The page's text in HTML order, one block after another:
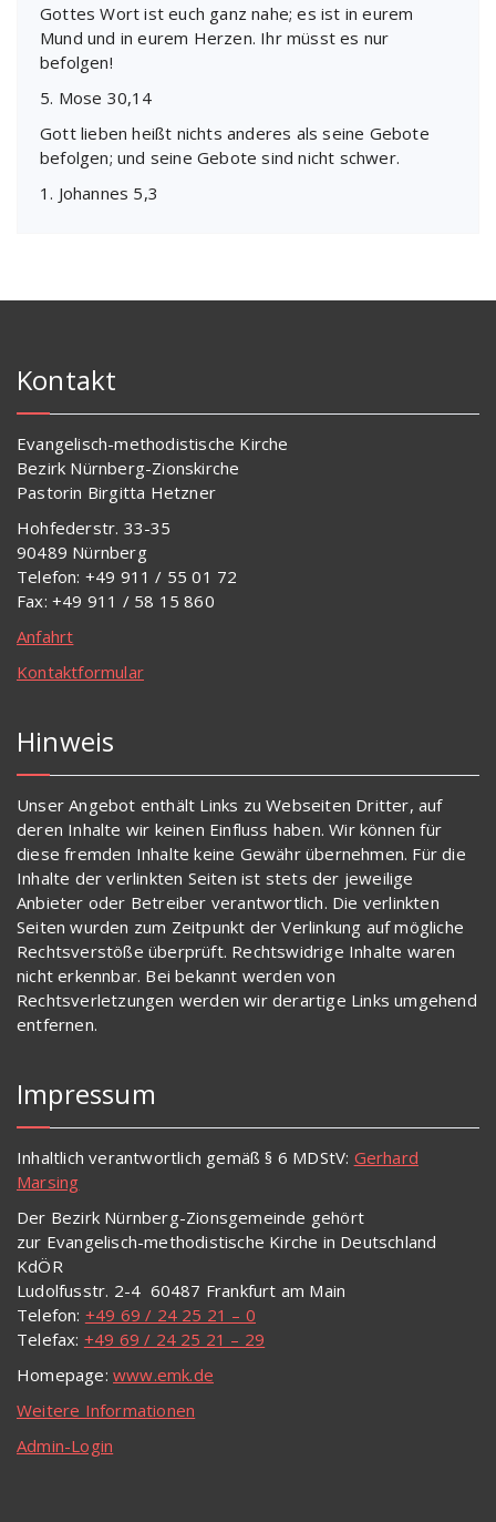
Gottes Wort ist euch ganz nahe; es ist in eurem
Mund und in eurem Herzen. Ihr müsst es nur
befolgen!
5. Mose 30,14
Gott lieben heißt nichts anderes als seine Gebote
befolgen; und seine Gebote sind nicht schwer.
1. Johannes 5,3
Kontakt
Evangelisch-methodistische Kirche
Bezirk Nürnberg-Zionskirche
Pastorin Birgitta Hetzner
Hohfederstr. 33-35
90489 Nürnberg
Telefon: +49 911 / 55 01 72
Fax: +49 911 / 58 15 860
Anfahrt
Kontaktformular
Hinweis
Unser Angebot enthält Links zu Webseiten Dritter, auf
deren Inhalte wir keinen Einfluss haben. Wir können für
diese fremden Inhalte keine Gewähr übernehmen. Für die
Inhalte der verlinkten Seiten ist stets der jeweilige
Anbieter oder Betreiber verantwortlich. Die verlinkten
Seiten wurden zum Zeitpunkt der Verlinkung auf mögliche
Rechtsverstöße überprüft. Rechtswidrige Inhalte waren
nicht erkennbar. Bei bekannt werden von
Rechtsverletzungen werden wir derartige Links umgehend
entfernen.
Impressum
Inhaltlich verantwortlich gemäß § 6 MDStV: Gerhard
Marsing
Der Bezirk Nürnberg-Zionsgemeinde gehört
zur Evangelisch-methodistische Kirche in Deutschland
KdÖR
Ludolfusstr. 2-4 60487 Frankfurt am Main
Telefon: +49 69 / 24 25 21 – 0
Telefax: +49 69 / 24 25 21 – 29
Homepage: www.emk.de
Weitere Informationen
Admin-Login